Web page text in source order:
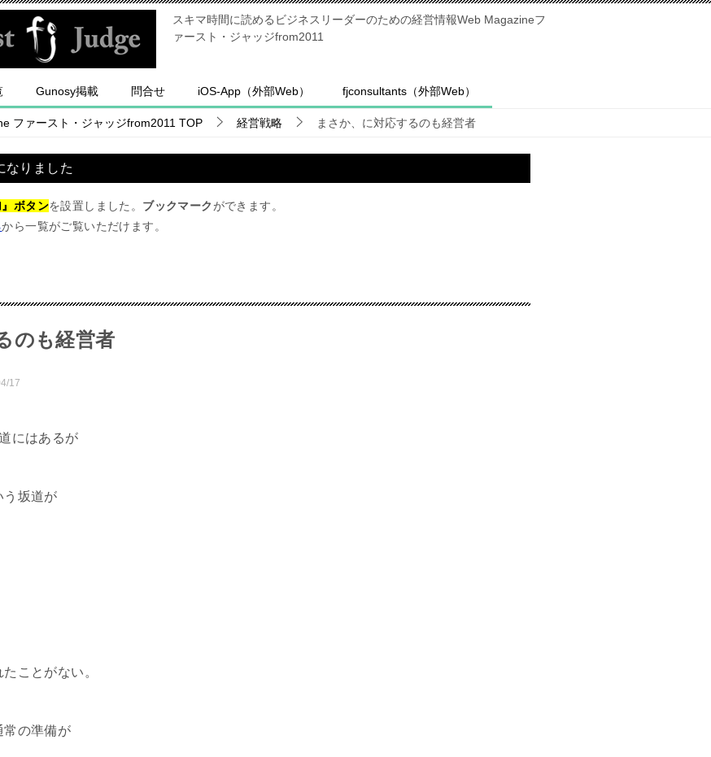
スキマ時間に読めるビジネスリーダーのための経営情報Web Magazineフ
ァースト・ジャッジfrom2011
Gunosy掲載 問合せ iOS-App（外部Web） fjconsultants（外部Web）
ファースト・ジャッジfrom2011 TOP 経営戦略 まさか、に対応するのも経営者
なりました
』ボタンを設置しました。 ブックマーク ができます。
から一覧がご覧いただけます。
のも経営者
17
にはあるが
う坂道が
ことがない。
常の準備が